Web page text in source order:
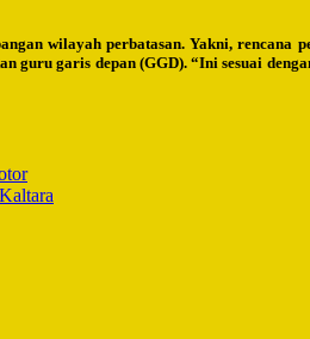
wilayah perbatasan. Yakni, rencana
guru garis depan (GGD). “Ini sesuai